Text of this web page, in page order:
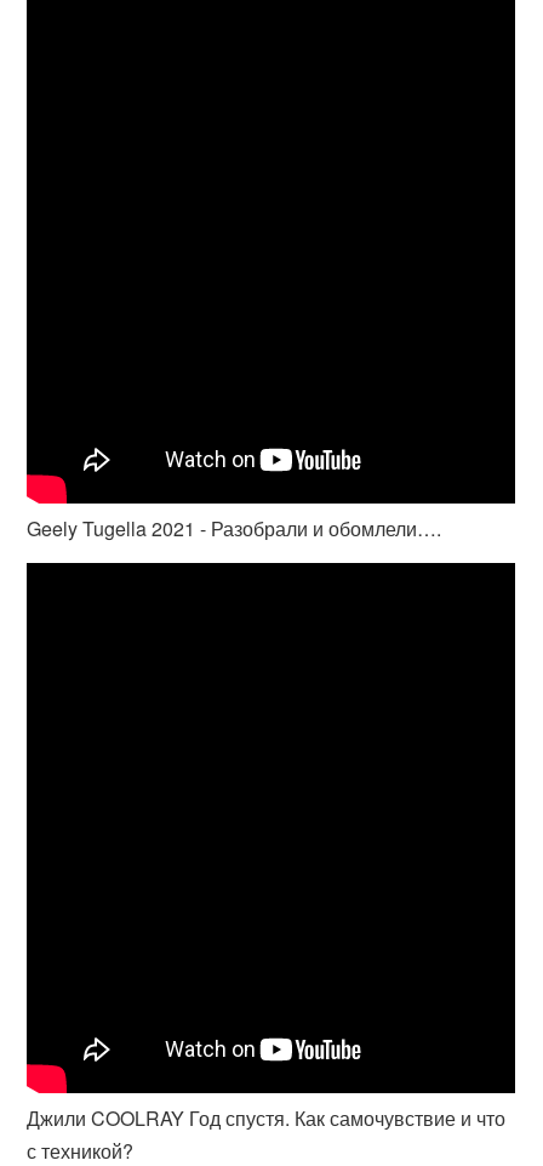
Geely Tugella 2021 - Разобрали и обомлели….
Джили COOLRAY Год спустя. Как самочувствие и что
с техникой?